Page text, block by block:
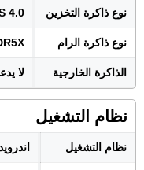
نوع ذاكرة التخزين 4.0
نوع ذاكرة الرام
الذاكرة الخارجية لا
نظام التشغيل
نظام التشغيل اندرويد